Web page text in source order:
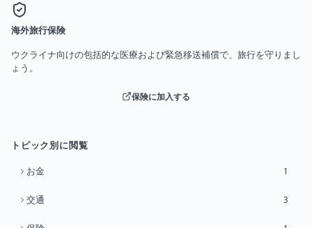
海外旅行保険
ウクライナ向けの包括的な医療および緊急移送補償で、旅行を守りまし
ょう。
保険に加入する
トピック別に閲覧
お金 1
交通 3